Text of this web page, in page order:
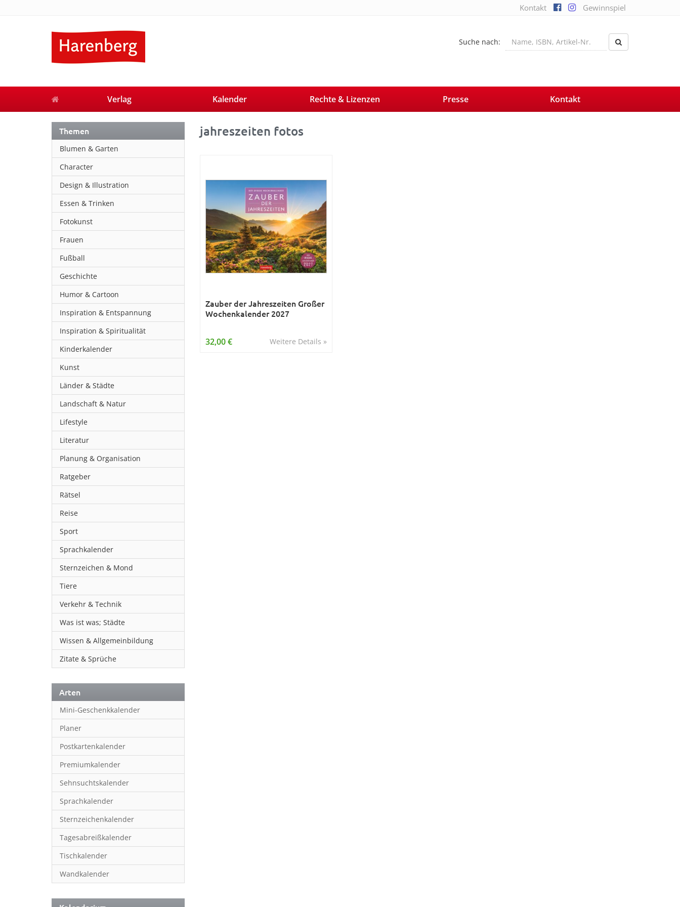
Kontakt Gewinnspiel
Suche nach:
Verlag Kalender Rechte & Lizenzen Presse Kontakt
Themen
Blumen & Garten
Character
Design & Illustration
Essen & Trinken
Fotokunst
Frauen
Fußball
Geschichte
Humor & Cartoon
Inspiration & Entspannung
Inspiration & Spiritualität
Kinderkalender
Kunst
Länder & Städte
Landschaft & Natur
Lifestyle
Literatur
Planung & Organisation
Ratgeber
Rätsel
Reise
Sport
Sprachkalender
Sternzeichen & Mond
Tiere
Verkehr & Technik
Was ist was; Städte
Wissen & Allgemeinbildung
Zitate & Sprüche
Arten
Mini-Geschenkkalender
Planer
Postkartenkalender
Premiumkalender
Sehnsuchtskalender
Sprachkalender
Sternzeichenkalender
Tagesabreißkalender
Tischkalender
Wandkalender
jahreszeiten fotos
Zauber der Jahreszeiten Großer
Wochenkalender 2027
Weitere Details »
32,00 €